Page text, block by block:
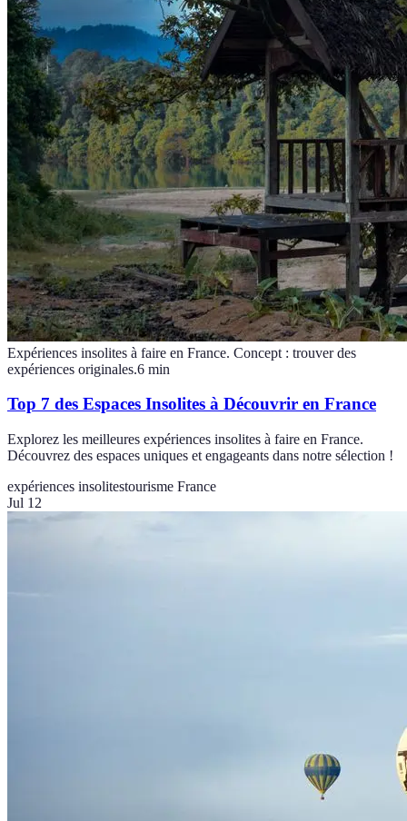
Expériences insolites à faire en France. Concept : trouver des
expériences originales.6 min
Top 7 des Espaces Insolites à Découvrir en France
Explorez les meilleures expériences insolites à faire en France.
Découvrez des espaces uniques et engageants dans notre sélection !
expériences insolitestourisme France
Jul 12